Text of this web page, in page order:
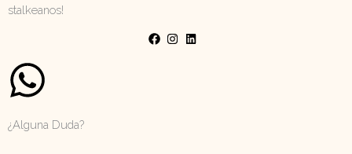
stalkeanos!
¿Alguna Duda?